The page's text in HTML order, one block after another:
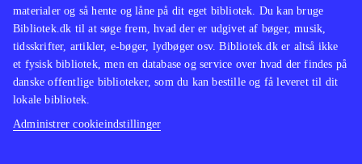
materialer og så hente og låne på dit eget bibliotek. Du kan bruge
Bibliotek.dk til at søge frem, hvad der er udgivet af bøger, musik,
tidsskrifter, artikler, e-bøger, lydbøger osv. Bibliotek.dk er altså ikke
et fysisk bibliotek, men en database og service over hvad der findes på
danske offentlige biblioteker, som du kan bestille og få leveret til dit
lokale bibliotek.
Administrer cookieindstillinger